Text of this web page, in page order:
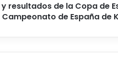
resultados de la Copa de
Campeonato de España de